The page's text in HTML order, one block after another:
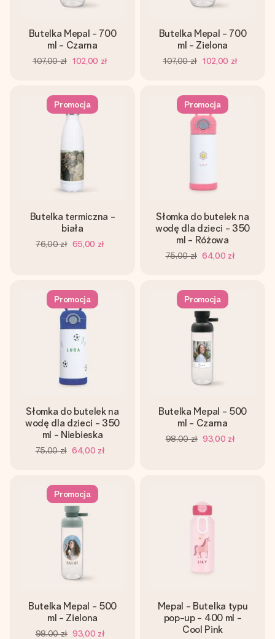
Butelka Mepal - 700
ml - Czarna
107,00 zł 102,00 zł
Butelka Mepal - 700
ml - Zielona
107,00 zł 102,00 zł
Promocja
Butelka termiczna -
biała
76,00 zł 65,00 zł
Promocja
Słomka do butelek na
wodę dla dzieci - 350
ml - Różowa
75,00 zł 64,00 zł
Promocja
Słomka do butelek na
wodę dla dzieci - 350
ml - Niebieska
75,00 zł 64,00 zł
Promocja
Butelka Mepal - 500
ml - Czarna
98,00 zł 93,00 zł
Promocja
Butelka Mepal - 500
ml - Zielona
98,00 zł 93,00 zł
Mepal - Butelka typu
pop-up - 400 ml -
Cool Pink